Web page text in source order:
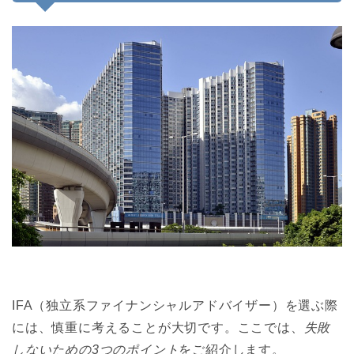
IFA（独立系ファイナンシャルアドバイザー）を選ぶ際
には、慎重に考えることが大切です。ここでは、
失敗
しないための3つのポイント をご紹介します。